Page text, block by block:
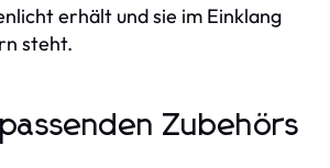
erhält und sie im Einklang
steht.
Zubehörs